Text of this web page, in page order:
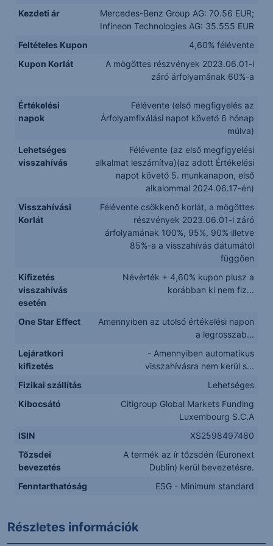
Kezdeti ár
Mercedes-Benz Group AG: 70.56 EUR;
Infineon Technologies AG: 35.555 EUR
Feltételes Kupon
4,60% félévente
Kupon Korlát
A mögöttes részvények 2023.06.01-i
záró árfolyamának 60%-a
Értékelési
napok
Félévente (első megfigyelés az
Árfolyamfixálási napot követő 6 hónap
múlva)
Lehetséges
visszahívás
Félévente (az első megfigyelési
alkalmat leszámítva)(az adott Értékelési
napot követő 5. munkanapon, első
alkalommal 2024.06.17-én)
Visszahívási
Korlát
Félévente csökkenő korlát, a mögöttes
részvények 2023.06.01-i záró
árfolyamának 100%, 95%, 90% illetve
85%-a a visszahívás dátumától
függően
Kifizetés
visszahívás
esetén
Névérték + 4,60% kupon plusz a
korábban ki nem fiz...
One Star Effect
Amennyiben az utolsó értékelési napon
a legrosszab...
Lejáratkori
kifizetés
- Amennyiben automatikus
visszahívásra nem kerül s...
Fizikai szállítás
Lehetséges
Kibocsátó
Citigroup Global Markets Funding
Luxembourg S.C.A
ISIN
XS2598497480
Tőzsdei
bevezetés
A termék az ír tőzsdén (Euronext
Dublin) kerül bevezetésre.
Fenntarthatóság
ESG - Minimum standard
Részletes információk